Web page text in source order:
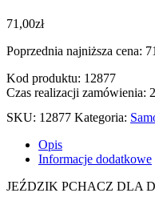
71,00zł
Poprzednia najniższa cena:
Kod produktu: 12877
Czas realizacji zamówienia:
SKU: 12877 Kategoria:
Opis
Informacje dodatkowe
JEŹDZIK PCHACZ DLA